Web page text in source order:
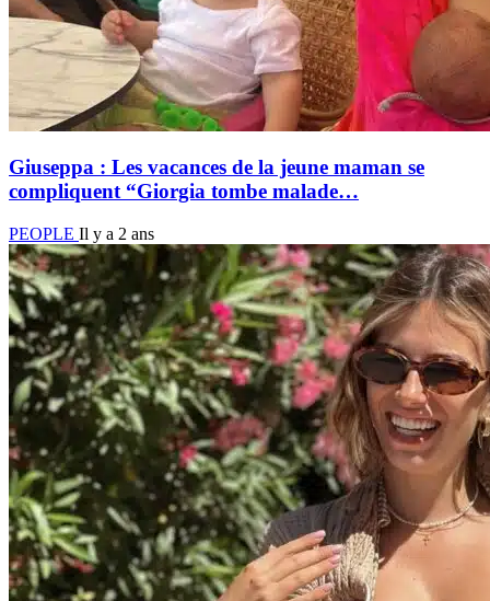
Giuseppa : Les vacances de la jeune maman se
compliquent “Giorgia tombe malade…
PEOPLE Il y a 2 ans